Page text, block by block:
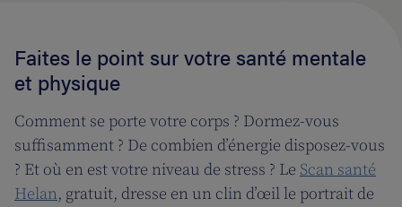
Faites le point sur votre santé mentale
et physique
Comment se porte votre corps ? Dormez-vous
suffisamment ? De combien d’énergie disposez-vous
? Et où en est votre niveau de stress ? Le Scan santé
Helan, gratuit, dresse en un clin d’œil le portrait de